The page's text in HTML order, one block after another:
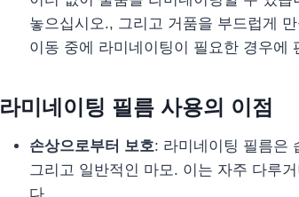
놓으십시오., 그리고 거품을 부드럽게
이동 중에 라미네이팅이 필요한 경우에
라미네이팅 필름 사용의 이점
손상으로부터 보호: 라미네이팅 필름은
그리고 일반적인 마모. 이는 자주 다루